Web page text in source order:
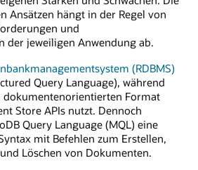
Ansätzen hängt in der Regel von
und
der jeweiligen Anwendung ab.
(RDBMS)
Query Language), während
dokumentenorientierten Format
Store APIs nutzt. Dennoch
Query Language (MQL) eine
mit Befehlen zum Erstellen,
Löschen von Dokumenten.